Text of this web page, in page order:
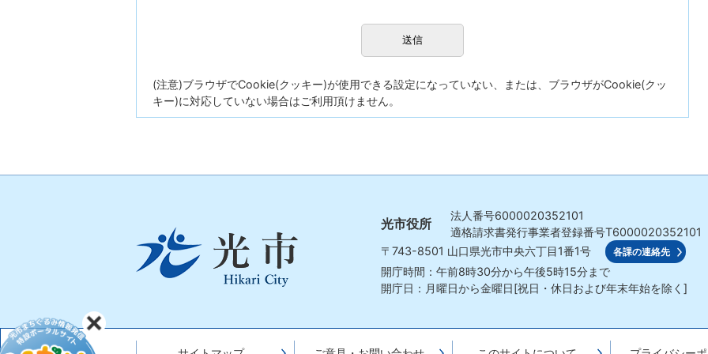
(注意)ブラウザでCookie(クッキー)が使用できる設定になっていない、または、ブラウザがCookie(クッ
キー)に対応していない場合はご利用頂けません。
Hikari
光市役所
法人番号6000020352101
適格請求書発行事業者登録番号T6000020352101
〒743-8501 山口県光市中央六丁目1番1号 各課の連絡先
開庁時間：午前8時30分から午後5時15分まで
開庁日：月曜日から金曜日[祝日・休日および年末年始を除く]